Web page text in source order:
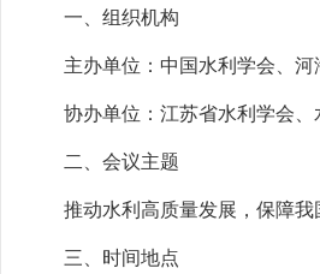
一、组织机构
主办单位：中国水利学会、
协办单位：江苏省水利学会
二、会议主题
推动水利高质量发展，保障我
三、时间地点